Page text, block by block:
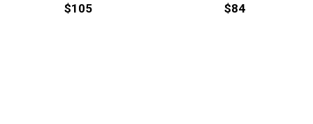
$105 $84